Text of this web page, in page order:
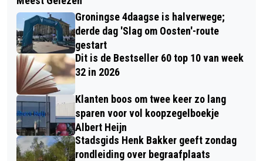
HET IS TIJD VOOR DE HERFST
STADSGESPREK ‘VOETSPOREN VAN
NAZATEN’ IN LEWENBORG OVER
SLAVERNIJMONUMENT
Groningse 4daagse is halverwege;
derde dag 'Slag om Oosten'-route
gestart
Dit is de Bestseller 60 top 10 van week
32 in 2026
Klanten boos om twee keer zo lang
sparen voor vol koopzegelboekje
Albert Heijn
Stadsgids Henk Bakker geeft zondag
rondleiding over begraafplaats